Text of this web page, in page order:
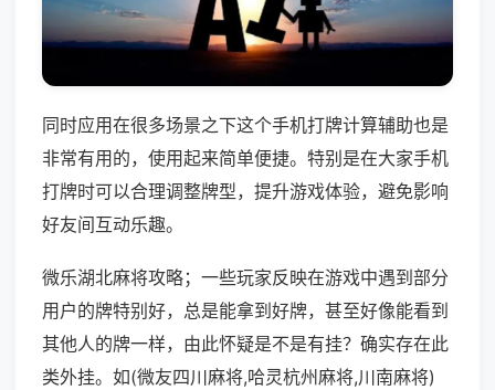
同时应用在很多场景之下这个手机打牌计算辅助也是
非常有用的，使用起来简单便捷。特别是在大家手机
打牌时可以合理调整牌型，提升游戏体验，避免影响
好友间互动乐趣。
微乐湖北麻将攻略；一些玩家反映在游戏中遇到部分
用户的牌特别好，总是能拿到好牌，甚至好像能看到
其他人的牌一样，由此怀疑是不是有挂？确实存在此
类外挂。如(微友四川麻将,哈灵杭州麻将,川南麻将)